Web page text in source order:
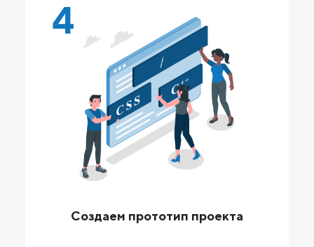
4
Создаем прототип проекта